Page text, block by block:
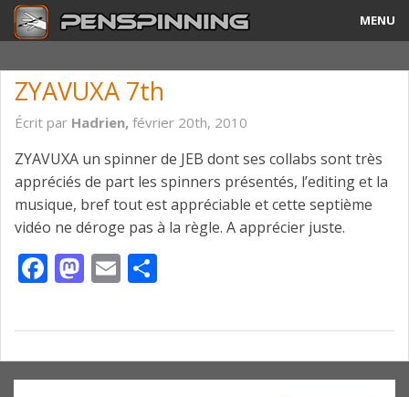
MENU
Tricks & Combos
Tournois
Vidéos
A Propos
ZYAVUXA 7th
Écrit par Hadrien, février 20th, 2010
ZYAVUXA un spinner de JEB dont ses collabs sont très
appréciés de part les spinners présentés, l’editing et la
musique, bref tout est appréciable et cette septième
vidéo ne déroge pas à la règle. A apprécier juste.
Facebook
Mastodon
Email